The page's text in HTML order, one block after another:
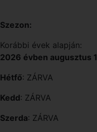
Szezon:
Korábbi évek alapján:
2026 évben augusztus
Hétfő: ZÁRVA
Kedd: ZÁRVA
Szerda: ZÁRVA